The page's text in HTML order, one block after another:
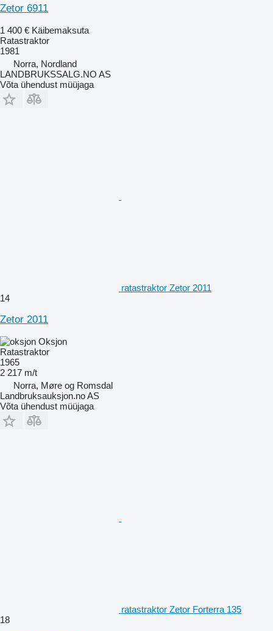
Zetor 6911
1 400 € Käibemaksuta
Ratastraktor
1981
Norra, Nordland
LANDBRUKSSALG.NO AS
Võta ühendust müüjaga
ratastraktor Zetor 2011
14
Zetor 2011
Oksjon
Ratastraktor
1965
2 217 m/t
Norra, Møre og Romsdal
Landbruksauksjon.no AS
Võta ühendust müüjaga
ratastraktor Zetor Forterra 135
18